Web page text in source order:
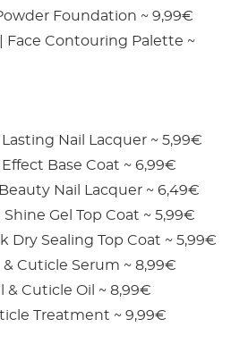
Foundation ~ 9,99€
Face Contouring Palette ~
Lasting Nail Lacquer ~ 5,99€
Effect Base Coat ~ 6,99€
Nail Lacquer ~ 6,49€
Shine Gel Top Coat ~ 5,99€
Dry Sealing Top Coat ~ 5,99€
& Cuticle Serum ~ 8,99€
& Cuticle Oil ~ 8,99€
Treatment ~ 9,99€